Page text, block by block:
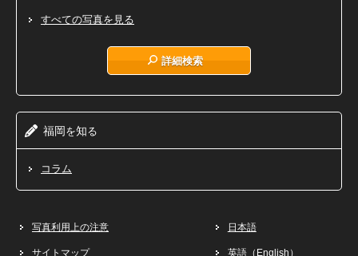
すべての写真を見る
詳細検索
福岡を知る
コラム
写真利用上の注意
サイトマップ
日本語
英語（English）